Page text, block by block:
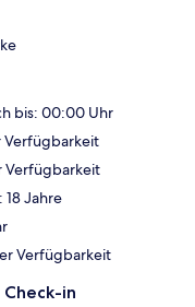
bis: 00:00 Uhr
Verfügbarkeit
Verfügbarkeit
Jahre
Verfügbarkeit
in